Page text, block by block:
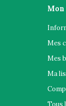
Mes
Mes
Ma
Tous